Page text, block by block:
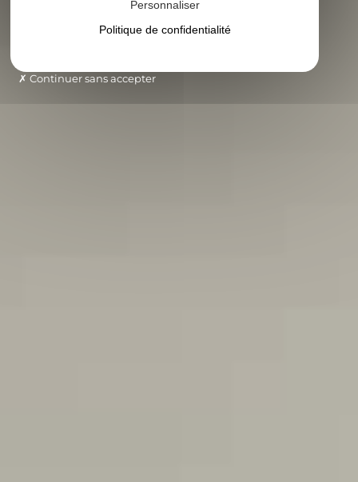
Personnaliser
Politique de confidentialité
Continuer sans accepter